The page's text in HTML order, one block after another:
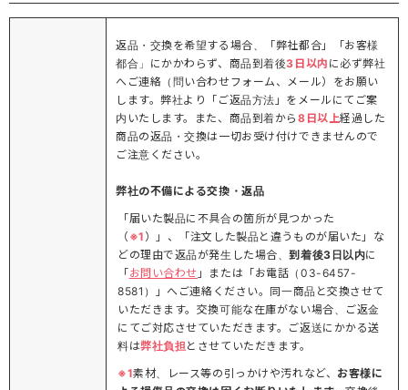
返品・交換を希望する場合、「弊社都合」「お客様
都合」にかかわらず、商品到着後3日以内 に必ず弊社
へご連絡（問い合わせフォーム、メール）をお願い
します。弊社より「ご返品方法」をメールにてご案
内いたします。また、商品到着から 8日以上経過した
商品の返品・交換は一切お受け付けできませんので
ご注意ください。
弊社の不備による交換・返品
「届いた製品に不具合の箇所が見つかった
（ ※1 ）」、「注文した製品と違うものが届いた」な
どの理由で返品が発生した場合、到着後3日以内に
「お問い合わせ 」または「お電話（03-6457-
8581）」へご連絡ください。同一商品と交換させて
いただきます。交換可能な在庫がない場合、ご返金
にてご対応させていただきます。ご返送にかかる送
料は弊社負担とさせていただきます。
※1素材、レース等の引っかけや汚れなど、 お客様に